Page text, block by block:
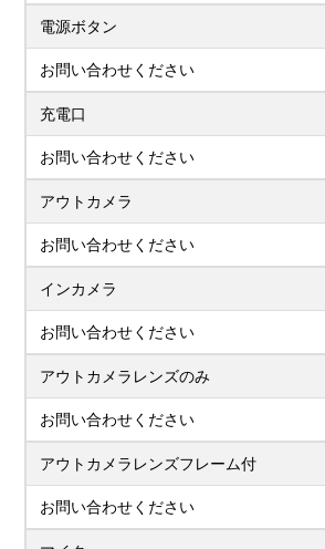
電源ボタン
お問い合わせください
充電口
お問い合わせください
アウトカメラ
お問い合わせください
インカメラ
お問い合わせください
アウトカメラレンズのみ
お問い合わせください
アウトカメラレンズフレーム付
お問い合わせください